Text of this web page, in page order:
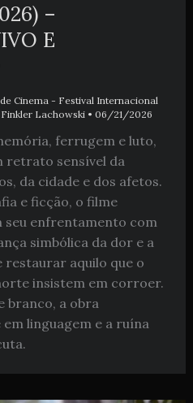
–
E
Cinema - Festival Internacional
Lachowski • 06/21/2026
ferrugem e luto,
retrato sensível da
da cidade e dos afetos.
e ficção, o filme
seu enfrentamento com
simbólica da dor e a
restaurar aquilo que o
insistem em corroer.
branco, a obra
linguagem e a ruína